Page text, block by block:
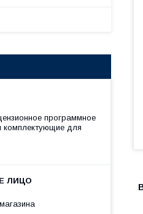
программное
комплектующие для